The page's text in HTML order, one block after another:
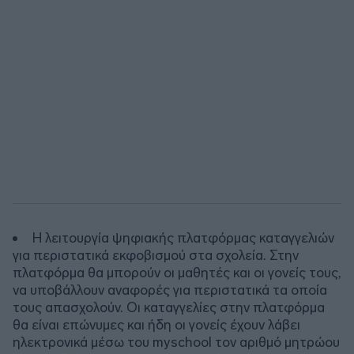
Η λειτουργία ψηφιακής πλατφόρμας καταγγελιών
για περιστατικά εκφοβισμού στα σχολεία. Στην
πλατφόρμα θα μπορούν οι μαθητές και οι γονείς τους,
να υποβάλλουν αναφορές για περιστατικά τα οποία
τους απασχολούν. Οι καταγγελίες στην πλατφόρμα
θα είναι επώνυμες και ήδη οι γονείς έχουν λάβει
ηλεκτρονικά μέσω του myschool τον αριθμό μητρώου